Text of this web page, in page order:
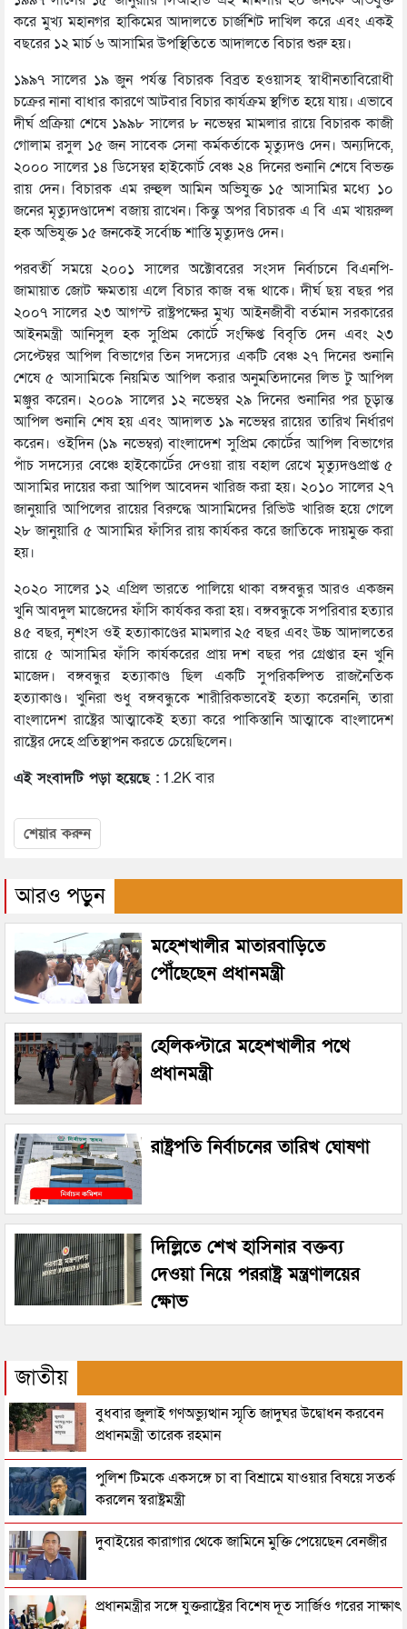
করে মুখ্য মহানগর হাকিমের আদালতে চার্জশিট দাখিল করে এবং একই
বছরের ১২ মার্চ ৬ আসামির উপস্থিতিতে আদালতে বিচার শুরু হয়।
১৯৯৭ সালের ১৯ জুন পর্যন্ত বিচারক বিব্রত হওয়াসহ স্বাধীনতাবিরোধী
চক্রের নানা বাধার কারণে আটবার বিচার কার্যক্রম স্থগিত হয়ে যায়। এভাবে
দীর্ঘ প্রক্রিয়া শেষে ১৯৯৮ সালের ৮ নভেম্বর মামলার রায়ে বিচারক কাজী
গোলাম রসুল ১৫ জন সাবেক সেনা কর্মকর্তাকে মৃত্যুদণ্ড দেন। অন্যদিকে,
২০০০ সালের ১৪ ডিসেম্বর হাইকোর্ট বেঞ্চ ২৪ দিনের শুনানি শেষে বিভক্ত
রায় দেন। বিচারক এম রুহুল আমিন অভিযুক্ত ১৫ আসামির মধ্যে ১০
জনের মৃত্যুদণ্ডাদেশ বজায় রাখেন। কিন্তু অপর বিচারক এ বি এম খায়রুল
হক অভিযুক্ত ১৫ জনকেই সর্বোচ্চ শাস্তি মৃত্যুদণ্ড দেন।
পরবর্তী সময়ে ২০০১ সালের অক্টোবরের সংসদ নির্বাচনে বিএনপি-
জামায়াত জোট ক্ষমতায় এলে বিচার কাজ বন্ধ থাকে। দীর্ঘ ছয় বছর পর
২০০৭ সালের ২৩ আগস্ট রাষ্ট্রপক্ষের মুখ্য আইনজীবী বর্তমান সরকারের
আইনমন্ত্রী আনিসুল হক সুপ্রিম কোর্টে সংক্ষিপ্ত বিবৃতি দেন এবং ২৩
সেপ্টেম্বর আপিল বিভাগের তিন সদস্যের একটি বেঞ্চ ২৭ দিনের শুনানি
শেষে ৫ আসামিকে নিয়মিত আপিল করার অনুমতিদানের লিভ টু আপিল
মঞ্জুর করেন। ২০০৯ সালের ১২ নভেম্বর ২৯ দিনের শুনানির পর চূড়ান্ত
আপিল শুনানি শেষ হয় এবং আদালত ১৯ নভেম্বর রায়ের তারিখ নির্ধারণ
করেন। ওইদিন (১৯ নভেম্বর) বাংলাদেশ সুপ্রিম কোর্টের আপিল বিভাগের
পাঁচ সদস্যের বেঞ্চে হাইকোর্টের দেওয়া রায় বহাল রেখে মৃত্যুদণ্ডপ্রাপ্ত ৫
আসামির দায়ের করা আপিল আবেদন খারিজ করা হয়। ২০১০ সালের ২৭
জানুয়ারি আপিলের রায়ের বিরুদ্ধে আসামিদের রিভিউ খারিজ হয়ে গেলে
২৮ জানুয়ারি ৫ আসামির ফাঁসির রায় কার্যকর করে জাতিকে দায়মুক্ত করা
হয়।
২০২০ সালের ১২ এপ্রিল ভারতে পালিয়ে থাকা বঙ্গবন্ধুর আরও একজন
খুনি আবদুল মাজেদের ফাঁসি কার্যকর করা হয়। বঙ্গবন্ধুকে সপরিবার হত্যার
৪৫ বছর, নৃশংস ওই হত্যাকাণ্ডের মামলার ২৫ বছর এবং উচ্চ আদালতের
রায়ে ৫ আসামির ফাঁসি কার্যকরের প্রায় দশ বছর পর গ্রেপ্তার হন খুনি
মাজেদ। বঙ্গবন্ধুর হত্যাকাণ্ড ছিল একটি সুপরিকল্পিত রাজনৈতিক
হত্যাকাণ্ড। খুনিরা শুধু বঙ্গবন্ধুকে শারীরিকভাবেই হত্যা করেননি, তারা
বাংলাদেশ রাষ্ট্রের আত্মাকেই হত্যা করে পাকিস্তানি আত্মাকে বাংলাদেশ
রাষ্ট্রের দেহে প্রতিস্থাপন করতে চেয়েছিলেন।
এই সংবাদটি পড়া হয়েছে : 1.2K বার
শেয়ার করুন
আরও পড়ুন
মহেশখালীর মাতারবাড়িতে
পৌঁছেছেন প্রধানমন্ত্রী
হেলিকপ্টারে মহেশখালীর পথে
প্রধানমন্ত্রী
রাষ্ট্রপতি নির্বাচনের তারিখ ঘোষণা
দিল্লিতে শেখ হাসিনার বক্তব্য
দেওয়া নিয়ে পররাষ্ট্র মন্ত্রণালয়ের
ক্ষোভ
জাতীয়
বুধবার জুলাই গণঅভ্যুত্থান স্মৃতি জাদুঘর উদ্বোধন করবেন
প্রধানমন্ত্রী তারেক রহমান
পুলিশ টিমকে একসঙ্গে চা বা বিশ্রামে যাওয়ার বিষয়ে সতর্ক
করলেন স্বরাষ্ট্রমন্ত্রী
দুবাইয়ের কারাগার থেকে জামিনে মুক্তি পেয়েছেন বেনজীর
প্রধানমন্ত্রীর সঙ্গে যুক্তরাষ্ট্রের বিশেষ দূত সার্জিও গরের সাক্ষাৎ